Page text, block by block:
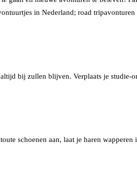
in Nederland; road
bij zullen blijven. Verplaats je studie-
schoenen aan, laat je haren